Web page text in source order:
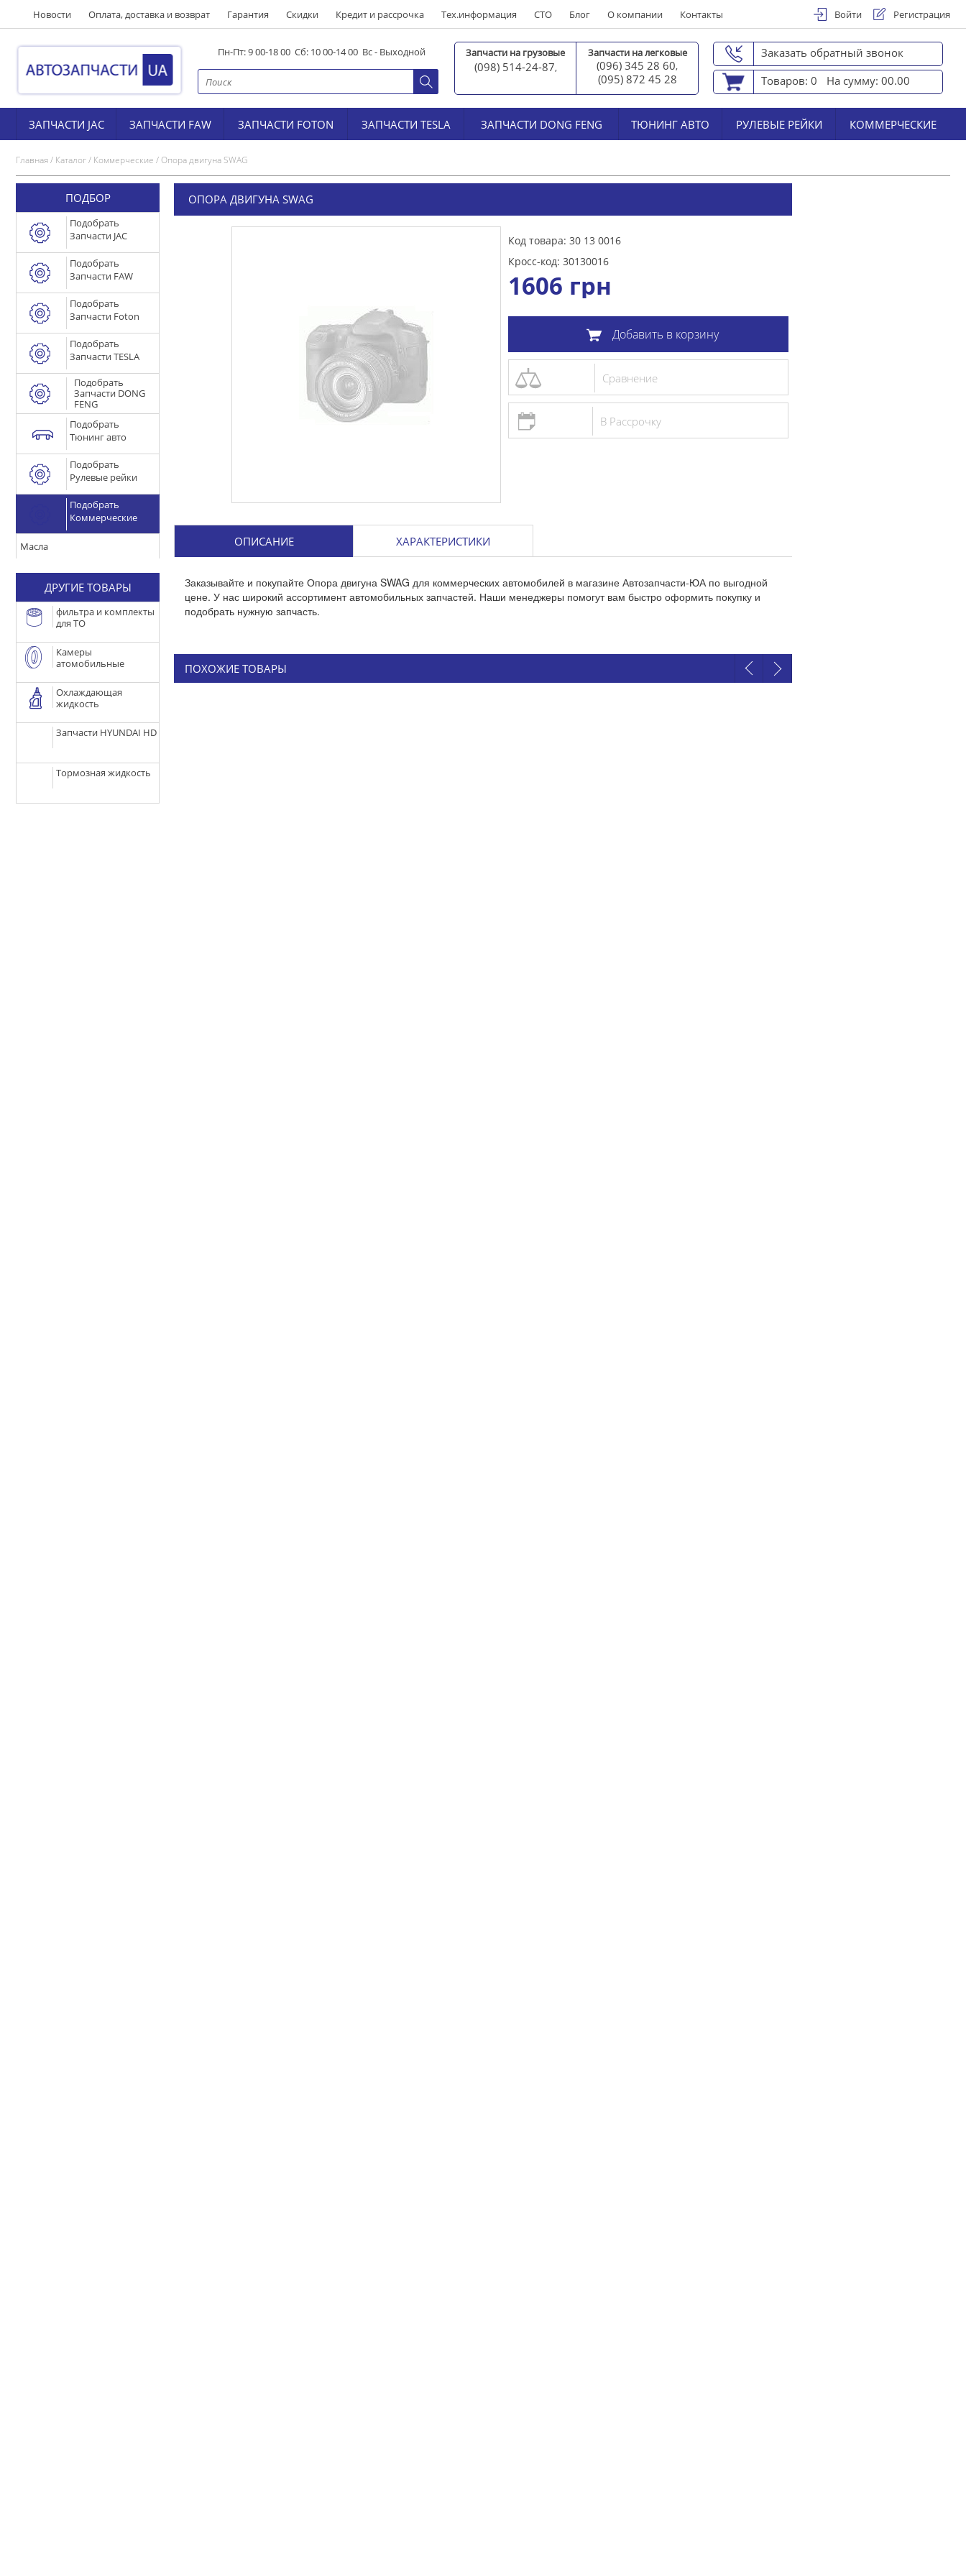
Новости Оплата, доставка и возврат Гарантия Скидки Кредит и рассрочка Тех.информация СТО Блог О компании Контакты Войти Регистрация
Пн-Пт: 9 00-18 00 Сб: 10 00-14 00 Вс - Выходной Запчасти на грузовые
(098) 514-24-87,
Запчасти на легковые
(096) 345 28 60,
(095) 872 45 28
Заказать обратный звонок
Товаров: 0
На сумму: 00.00
ЗАПЧАСТИ JAC ЗАПЧАСТИ FAW ЗАПЧАСТИ FOTON ЗАПЧАСТИ TESLA ЗАПЧАСТИ DONG FENG ТЮНИНГ АВТО РУЛЕВЫЕ РЕЙКИ КОММЕРЧЕСКИЕ
Главная/ Каталог/ Коммерческие /Опора двигуна SWAG
ПОДБОР
Подобрать
Запчасти JAC
Подобрать
Запчасти FAW
Подобрать
Запчасти Foton
Подобрать
Запчасти TESLA
Подобрать
Запчасти DONG
FENG
Подобрать
Тюнинг авто
Подобрать
Рулевые рейки
Подобрать
Коммерческие
Масла
ДРУГИЕ ТОВАРЫ
фильтра и комплекты
для ТО
Камеры
атомобильные
Охлаждающая
жидкость
Запчасти HYUNDAI HD
Тормозная жидкость
ОПОРА ДВИГУНА SWAG
Код товара: 30 13 0016
Кросс-код: 30130016
1606 грн
Добавить в корзину
Сравнение
В Рассрочку
ОПИСАНИЕ ХАРАКТЕРИСТИКИ
Заказывайте и покупайте Опора двигуна SWAG для коммерческих автомобилей в магазине Автозапчасти-ЮА по выгодной
цене. У нас широкий ассортимент автомобильных запчастей. Наши менеджеры помогут вам быстро оформить покупку и
подобрать нужную запчасть.
ПОХОЖИЕ ТОВАРЫ